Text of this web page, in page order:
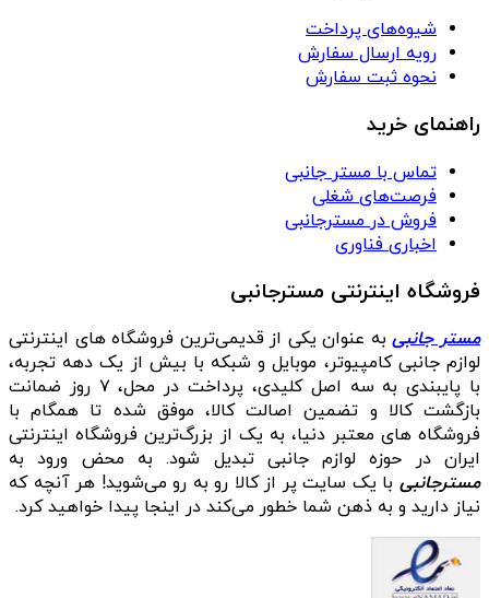
شیوه‌های پرداخت
رویه ارسال سفارش
نحوه ثبت سفارش
راهنمای خرید
تماس با مستر جانبی
فرصت‌های شغلی
فروش در مسترجانبی
اخباری فناوری
فروشگاه اینترنتی مسترجانبی
مستر جانبیبه عنوان یکی از قدیمی‌ترین فروشگاه های اینترنتی
لوازم جانبی کامپیوتر، موبایل و شبکه با بیش از یک دهه تجربه،
با پایبندی به سه اصل کلیدی، پرداخت در محل، ۷ روز ضمانت
بازگشت کالا و تضمین اصالت کالا، موفق شده تا همگام با
فروشگاه‌ های معتبر دنیا، به یک از بزرگ‌ترین فروشگاه اینترنتی
ایران در حوزه لوازم جانبی تبدیل شود. به محض ورود به
مسترجانبی با یک سایت پر از کالا رو به رو می‌شوید! هر آنچه که
نیاز دارید و به ذهن شما خطور می‌کند در اینجا پیدا خواهید کرد.